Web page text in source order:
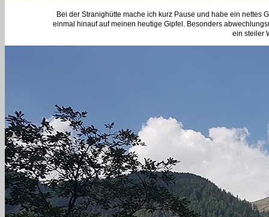
Bei der Stranighütte mache ich kurz Pause und habe ein nettes
einmal hinauf auf meinen heutige Gipfel. Besonders
ein steiler